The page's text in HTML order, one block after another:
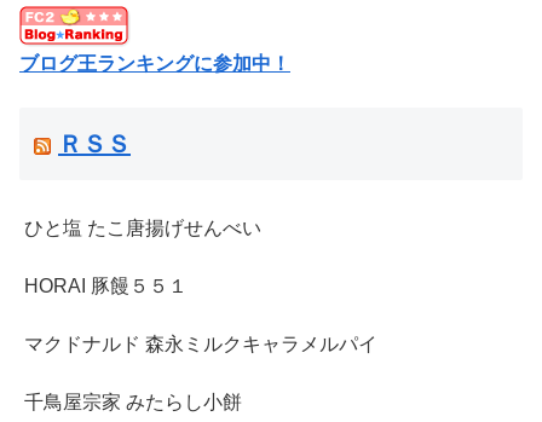
ブログ王ランキングに参加中！
ＲＳＳ
ひと塩 たこ唐揚げせんべい
HORAI 豚饅５５１
マクドナルド 森永ミルクキャラメルパイ
千鳥屋宗家 みたらし小餅